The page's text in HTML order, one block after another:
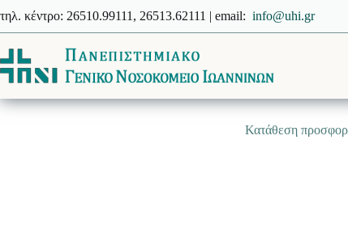
στο
περιεχόμενο
τηλ. κέντρο: 26510.99111, 26513.62111 | email: info@uhi.gr
Κατάθεση